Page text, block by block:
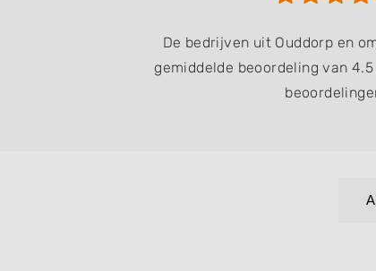
De bedrijven uit Ouddorp en
gemiddelde beoordeling van